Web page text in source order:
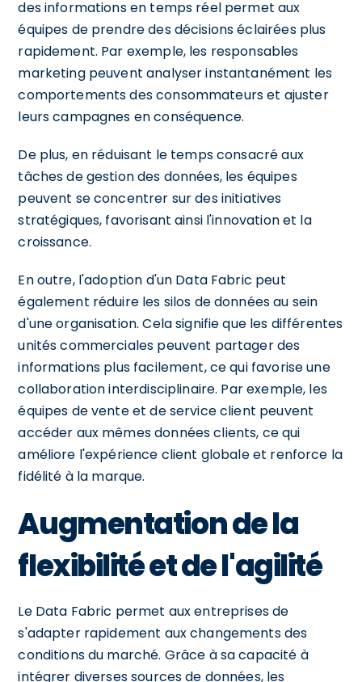
des informations en temps réel permet aux
équipes de prendre des décisions éclairées plus
rapidement. Par exemple, les responsables
marketing peuvent analyser instantanément les
comportements des consommateurs et ajuster
leurs campagnes en conséquence.
De plus, en réduisant le temps consacré aux
tâches de gestion des données, les équipes
peuvent se concentrer sur des initiatives
stratégiques, favorisant ainsi l'innovation et la
croissance.
En outre, l'adoption d'un Data Fabric peut
également réduire les silos de données au sein
d'une organisation. Cela signifie que les différentes
unités commerciales peuvent partager des
informations plus facilement, ce qui favorise une
collaboration interdisciplinaire. Par exemple, les
équipes de vente et de service client peuvent
accéder aux mêmes données clients, ce qui
améliore l'expérience client globale et renforce la
fidélité à la marque.
Augmentation de la
flexibilité et de l'agilité
Le Data Fabric permet aux entreprises de
s'adapter rapidement aux changements des
conditions du marché. Grâce à sa capacité à
intégrer diverses sources de données, les